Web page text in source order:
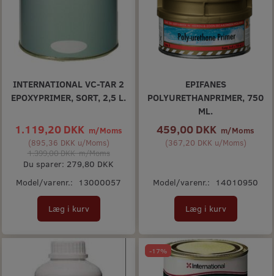
INTERNATIONAL VC-TAR 2
EPOXYPRIMER, SORT, 2,5 L.
1.119,20 DKK m/Moms
(895,36 DKK u/Moms)
1.399,00 DKKm/Moms
Du sparer: 279,80 DKK
Model/varenr.:
13000057
Læg i kurv
EPIFANES
POLYURETHANPRIMER, 750
ML.
459,00 DKK m/Moms
(367,20 DKK u/Moms)
Model/varenr.: 14010950
Læg i kurv
-17%